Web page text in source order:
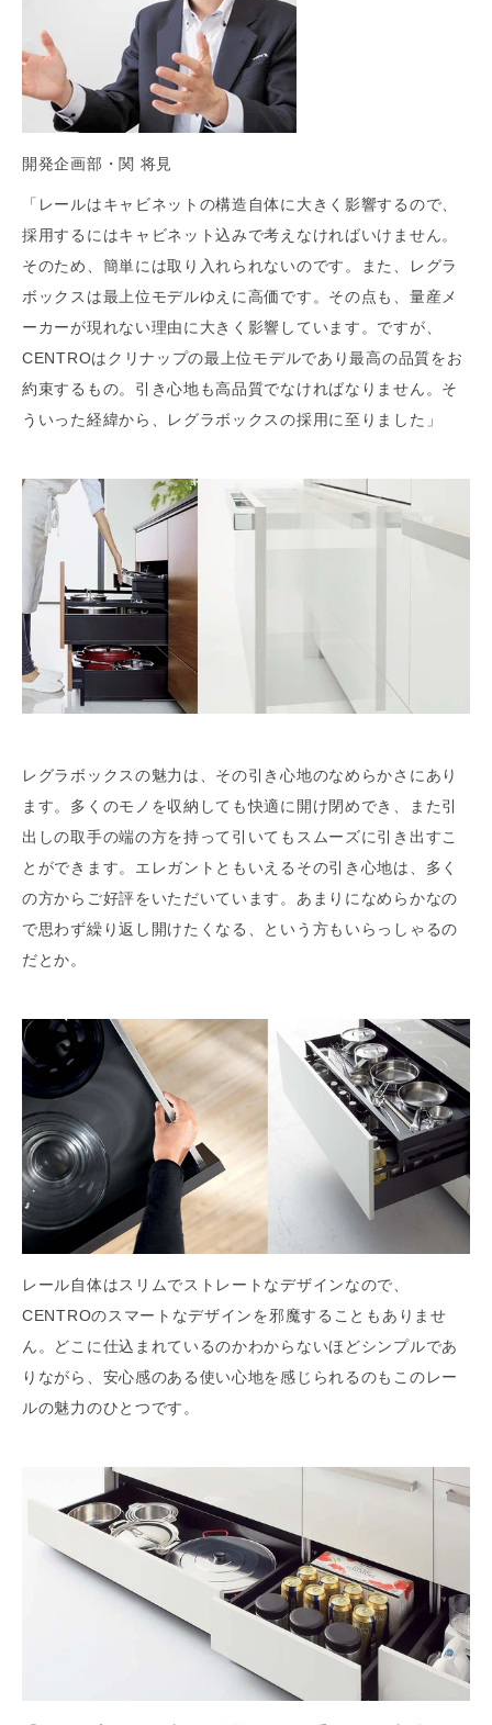
開発企画部・関 将見
「レールはキャビネットの構造自体に大きく影響するので、
採用するにはキャビネット込みで考えなければいけません。
そのため、簡単には取り入れられないのです。また、レグラ
ボックスは最上位モデルゆえに高価です。その点も、量産メ
ーカーが現れない理由に大きく影響しています。ですが、
CENTROはクリナップの最上位モデルであり最高の品質をお
約束するもの。引き心地も高品質でなければなりません。そ
ういった経緯から、レグラボックスの採用に至りました」
レグラボックスの魅力は、その引き心地のなめらかさにあり
ます。多くのモノを収納しても快適に開け閉めでき、また引
出しの取手の端の方を持って引いてもスムーズに引き出すこ
とができます。エレガントともいえるその引き心地は、多く
の方からご好評をいただいています。あまりになめらかなの
で思わず繰り返し開けたくなる、という方もいらっしゃるの
だとか。
レール自体はスリムでストレートなデザインなので、
CENTROのスマートなデザインを邪魔することもありませ
ん。どこに仕込まれているのかわからないほどシンプルであ
りながら、安心感のある使い心地を感じられるのもこのレー
ルの魅力のひとつです。